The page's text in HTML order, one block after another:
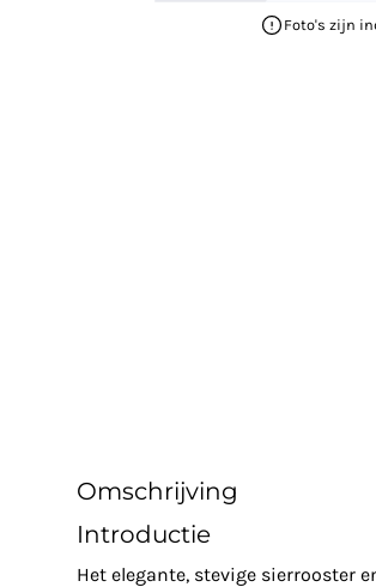
Foto's zijn
Omschrijving
Introductie
Het elegante, stevige sierrooster